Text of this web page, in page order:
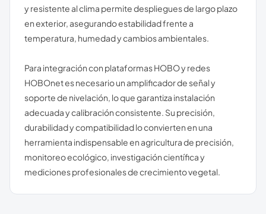
y resistente al clima permite despliegues de largo plazo
en exterior, asegurando estabilidad frente a
temperatura, humedad y cambios ambientales.
Para integración con plataformas HOBO y redes
HOBOnet es necesario un amplificador de señal y
soporte de nivelación, lo que garantiza instalación
adecuada y calibración consistente. Su precisión,
durabilidad y compatibilidad lo convierten en una
herramienta indispensable en agricultura de precisión,
monitoreo ecológico, investigación científica y
mediciones profesionales de crecimiento vegetal.